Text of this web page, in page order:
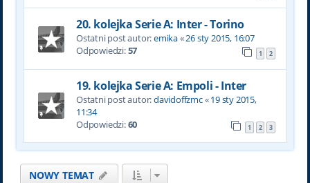
20. kolejka Serie A: Inter - Torino
Ostatni post autor:emika«26 sty 2015, 16:07
Odpowiedzi:57 1 2
19. kolejka Serie A: Empoli - Inter
Ostatni post autor:davidoffzmc«19 sty 2015,
11:34
Odpowiedzi:60 1 2 3
NOWY TEMAT